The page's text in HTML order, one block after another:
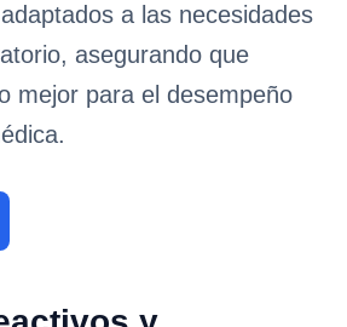
a las necesidades
asegurando que
mejor para el desempeño